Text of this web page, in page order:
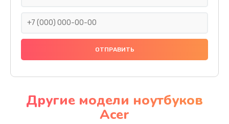
Ремонт подсветки
Настройка BIOS
Другие модели ноутбуков
Acer